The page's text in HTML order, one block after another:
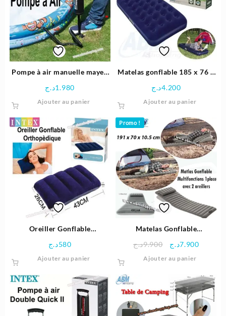
Pompe à air manuelle mayen
1.980د.ج
Ajouter au panier
Matelas gonflable 185 x 76 x
4.200د.ج
Ajouter au panier
Oreiller Gonflable
580د.ج
Ajouter au panier
Promo !
Matelas Gonflable
Oreillers 191×70×10.5 cm –
Bestway
9.900د.ج
Le
était :
9.900د.ج.
7.900د.ج
Le
est :
Ajouter au panier